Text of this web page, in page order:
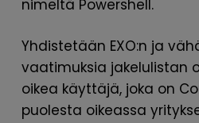
nimeltä Powershell.
Yhdistetään EXO:n ja
vaatimuksia jakelulistan
oikea käyttäjä, joka on
puolesta oikeassa